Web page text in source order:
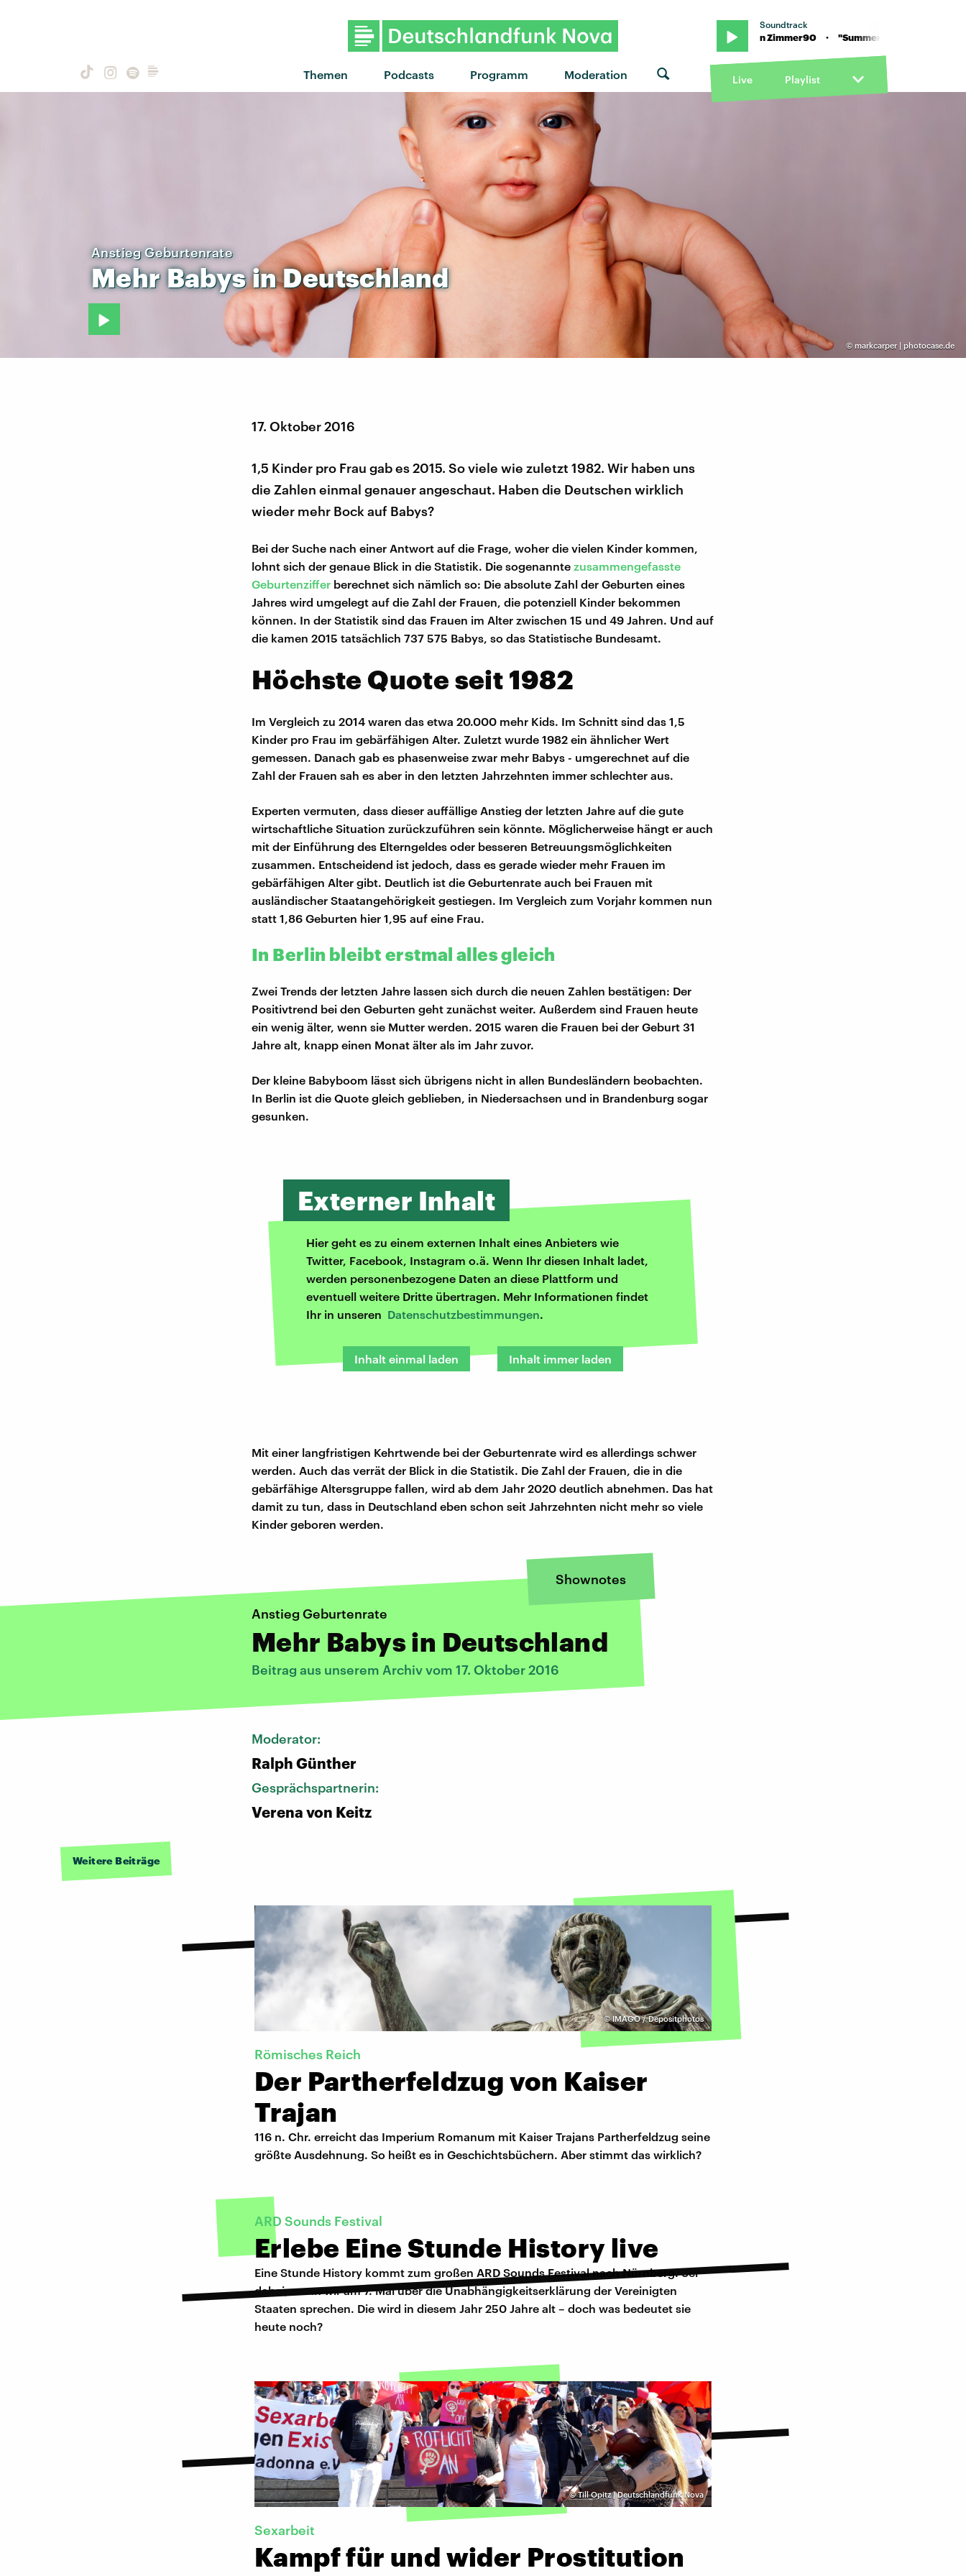
Themen Podcasts Programm Moderation
Soundtrack
"Summer nights" von Zimmer90 · "Summer nights" von Zimmer90 · "Summer nights" von Zimmer90
Live Playlist
© markcarper | photocase.de
Anstieg Geburtenrate
MehrBabysinDeutschland
17. Oktober 2016
1,5 Kinder pro Frau gab es 2015. So viele wie zuletzt 1982. Wir haben uns
die Zahlen einmal genauer angeschaut. Haben die Deutschen wirklich
wieder mehr Bock auf Babys?
Bei der Suche nach einer Antwort auf die Frage, woher die vielen Kinder kommen,
lohnt sich der genaue Blick in die Statistik. Die sogenannte zusammengefasste
Geburtenziffer berechnet sich nämlich so: Die absolute Zahl der Geburten eines
Jahres wird umgelegt auf die Zahl der Frauen, die potenziell Kinder bekommen
können. In der Statistik sind das Frauen im Alter zwischen 15 und 49 Jahren. Und auf
die kamen 2015 tatsächlich 737 575 Babys, so das Statistische Bundesamt.
Höchste Quote seit 1982
Im Vergleich zu 2014 waren das etwa 20.000 mehr Kids. Im Schnitt sind das 1,5
Kinder pro Frau im gebärfähigen Alter. Zuletzt wurde 1982 ein ähnlicher Wert
gemessen. Danach gab es phasenweise zwar mehr Babys - umgerechnet auf die
Zahl der Frauen sah es aber in den letzten Jahrzehnten immer schlechter aus.
Experten vermuten, dass dieser auffällige Anstieg der letzten Jahre auf die gute
wirtschaftliche Situation zurückzuführen sein könnte. Möglicherweise hängt er auch
mit der Einführung des Elterngeldes oder besseren Betreuungsmöglichkeiten
zusammen. Entscheidend ist jedoch, dass es gerade wieder mehr Frauen im
gebärfähigen Alter gibt. Deutlich ist die Geburtenrate auch bei Frauen mit
ausländischer Staatangehörigkeit gestiegen. Im Vergleich zum Vorjahr kommen nun
statt 1,86 Geburten hier 1,95 auf eine Frau.
In Berlin bleibt erstmal alles gleich
Zwei Trends der letzten Jahre lassen sich durch die neuen Zahlen bestätigen: Der
Positivtrend bei den Geburten geht zunächst weiter. Außerdem sind Frauen heute
ein wenig älter, wenn sie Mutter werden. 2015 waren die Frauen bei der Geburt 31
Jahre alt, knapp einen Monat älter als im Jahr zuvor.
Der kleine Babyboom lässt sich übrigens nicht in allen Bundesländern beobachten.
In Berlin ist die Quote gleich geblieben, in Niedersachsen und in Brandenburg sogar
gesunken.
Externer Inhalt
Hier geht es zu einem externen Inhalt eines Anbieters wie
Twitter, Facebook, Instagram o.ä. Wenn Ihr diesen Inhalt ladet,
werden personenbezogene Daten an diese Plattform und
eventuell weitere Dritte übertragen. Mehr Informationen findet
Ihr in unseren Datenschutzbestimmungen.
Inhalt einmal laden Inhalt immer laden
Mit einer langfristigen Kehrtwende bei der Geburtenrate wird es allerdings schwer
werden. Auch das verrät der Blick in die Statistik. Die Zahl der Frauen, die in die
gebärfähige Altersgruppe fallen, wird ab dem Jahr 2020 deutlich abnehmen. Das hat
damit zu tun, dass in Deutschland eben schon seit Jahrzehnten nicht mehr so viele
Kinder geboren werden.
Shownotes
Anstieg Geburtenrate
Mehr Babys in Deutschland
Beitrag aus unserem Archiv vom 17. Oktober 2016
Moderator:
Ralph Günther
Gesprächspartnerin:
Verena von Keitz
Weitere Beiträge
©IMAGO / Depositphotos
Römisches Reich
Der Partherfeldzug von Kaiser
Trajan
116 n. Chr. erreicht das Imperium Romanum mit Kaiser Trajans Partherfeldzug seine
größte Ausdehnung. So heißt es in Geschichtsbüchern. Aber stimmt das wirklich?
ARD Sounds Festival
Erlebe Eine Stunde History live
Eine Stunde History kommt zum großen ARD Sounds Festival nach Nürnberg. Sei
dabei, wenn wir am 7. Mai über die Unabhängigkeitserklärung der Vereinigten
Staaten sprechen. Die wird in diesem Jahr 250 Jahre alt – doch was bedeutet sie
heute noch?
©Till Opitz | Deutschlandfunk Nova
Sexarbeit
Kampf für und wider Prostitution